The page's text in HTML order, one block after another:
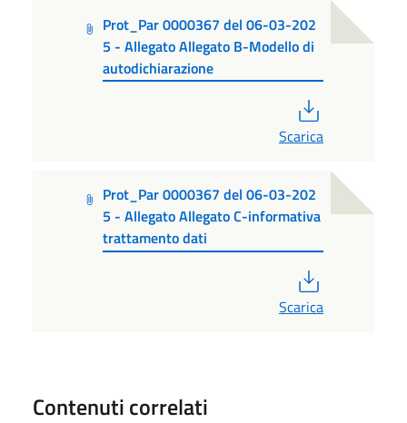
Prot_Par 0000367 del 06-03-202
5 - Allegato Allegato B-Modello di
autodichiarazione
Scarica
Prot_Par 0000367 del 06-03-202
5 - Allegato Allegato C-informativa
trattamento dati
Scarica
Contenuti correlati